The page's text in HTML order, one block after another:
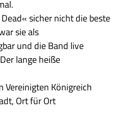
sicher nicht die beste
sie als
und die Band live
lange heiße
Vereinigten Königreich
Ort für Ort